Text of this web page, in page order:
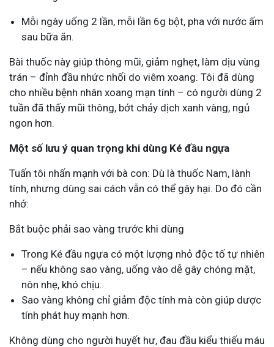
Mỗi ngày uống 2 lần, mỗi lần 6g bột, pha với nước ấm
sau bữa ăn.
Bài thuốc này giúp thông mũi, giảm nghẹt, làm dịu vùng
trán – đỉnh đầu nhức nhối do viêm xoang. Tôi đã dùng
cho nhiều bệnh nhân xoang mạn tính – có người dùng 2
tuần đã thấy mũi thông, bớt chảy dịch xanh vàng, ngủ
ngon hơn.
Một số lưu ý quan trọng khi dùng Ké đầu ngựa
Tuấn tôi nhấn mạnh với bà con: Dù là thuốc Nam, lành
tính, nhưng dùng sai cách vẫn có thể gây hại. Do đó cần
nhớ:
Bắt buộc phải sao vàng trước khi dùng
Trong Ké đầu ngựa có một lượng nhỏ độc tố tự nhiên
– nếu không sao vàng, uống vào dễ gây chóng mặt,
nôn nhẹ, khó chịu.
Sao vàng không chỉ giảm độc tính mà còn giúp dược
tính phát huy mạnh hơn.
Không dùng cho người huyết hư, đau đầu kiểu thiếu máu